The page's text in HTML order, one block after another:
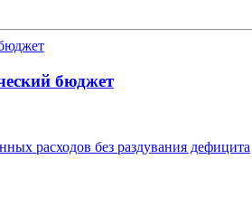
бюджет
расходов без раздувания дефицита